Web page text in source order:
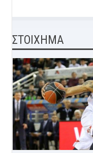
ΣΤΟΙΧΗΜΑ